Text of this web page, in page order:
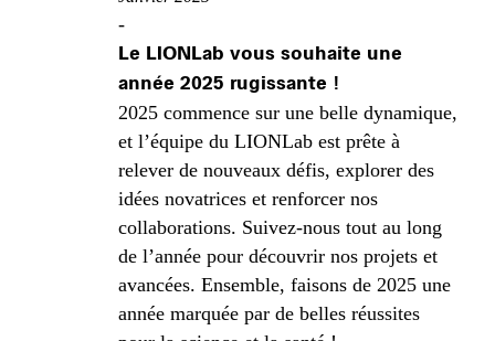
-
Le LIONLab vous souhaite une
année 2025 rugissante !
2025 commence sur une belle dynamique,
et l’équipe du LIONLab est prête à
relever de nouveaux défis, explorer des
idées novatrices et renforcer nos
collaborations. Suivez-nous tout au long
de l’année pour découvrir nos projets et
avancées. Ensemble, faisons de 2025 une
année marquée par de belles réussites